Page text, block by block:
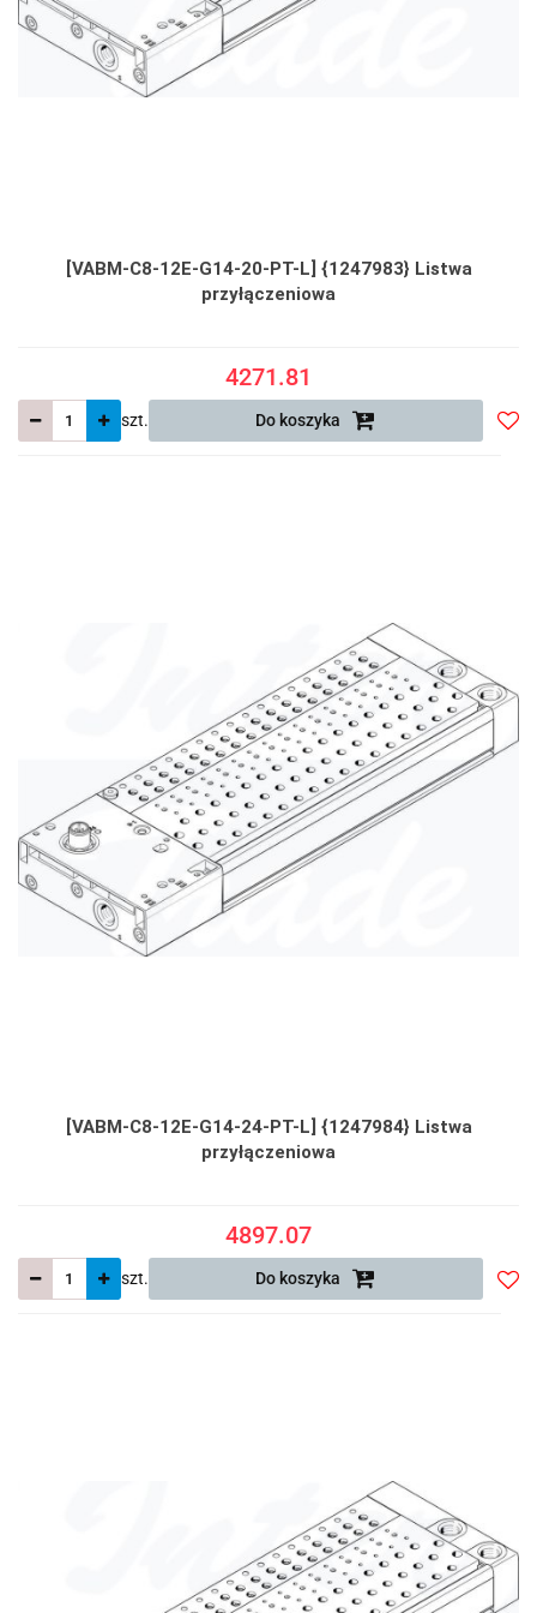
[VABM-C8-12E-G14-20-PT-L] {1247983} Listwa
przyłączeniowa
4271.81
szt. Do koszyka
[VABM-C8-12E-G14-24-PT-L] {1247984} Listwa
przyłączeniowa
4897.07
szt. Do koszyka